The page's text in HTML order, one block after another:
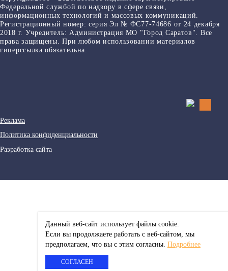
Федеральной службой по надзору в сфере связи,
информационных технологий и массовых коммуникаций.
Регистрационный номер: серия Эл № ФС77-74686 от 24 декабря
2018 г. Учредитель: Администрация МО "Город Саратов". Все
права защищены. При любом использовании материалов
гиперссылка обязательна.
Реклама
Политика конфиденциальности
Разработка сайта
Данный веб-сайт использует файлы сookie.
Если вы продолжаете работать с веб-сайтом, мы
предполагаем, что вы с этим согласны. Подробнее
СОГЛАСЕН